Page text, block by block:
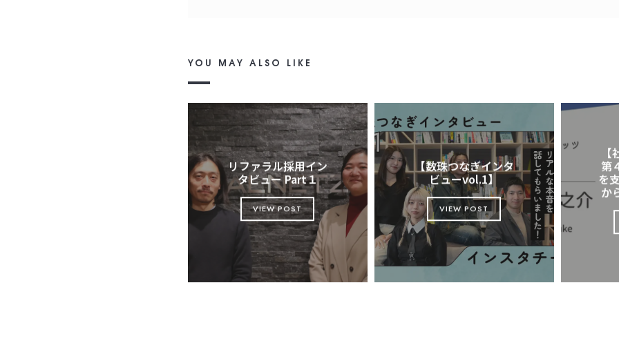
YOU MAY ALSO LIKE
リファラル採用イン
タビュー Part１
VIEW POST
【数珠つなぎインタ
ビューvol.1】​
VIEW POST
第
を
か